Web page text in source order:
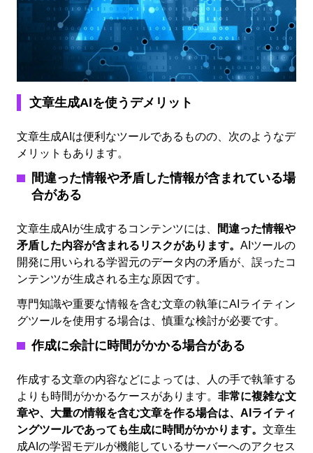
文章生成AIを使うデメリット
文章生成AIは便利なツールであるものの、次のようなデ
メリットもあります。
間違った情報や矛盾した情報が含まれている場
合がある
文章生成AIが生成するコンテンツには、
間違った情報や
矛盾した内容が含まれるリスクがあります。 AIツールの
開発に用いられる学習元のデータ内の矛盾が、誤ったコ
ンテンツが生成される主な原因です。
専門知識や重要な情報を含む文章の執筆にAIライティン
グツールを使用する場合は、慎重な検討が必要です。
作成に余計に時間がかかる場合がある
作成する文章の内容などによっては、人の手で執筆する
よりも時間がかかるケースがあります。 非常に複雑な文
章や、大量の情報を含む文章を作る場合は、AIライティ
ングツールであっても生成に時間がかかります。 文章生
成AIの学習モデルが機能しているサーバーへのアクセス